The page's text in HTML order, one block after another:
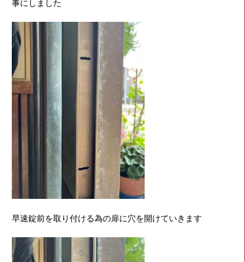
事にしました
早速錠前を取り付ける為の扉に穴を開けていきます